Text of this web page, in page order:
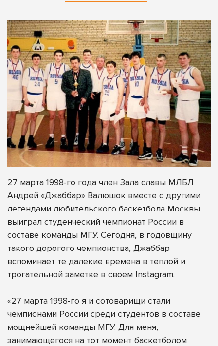
27 марта 1998-го года член Зала славы МЛБЛ
Андрей «Джаббар» Валюшок вместе с другими
легендами любительского баскетбола Москвы
выиграл студенческий чемпионат России в
составе команды МГУ. Сегодня, в годовщину
такого дорогого чемпионства, Джаббар
вспоминает те далекие времена в теплой и
трогательной заметке в своем Instagram.
«27 марта 1998-го я и сотоварищи стали
чемпионами России среди студентов в составе
мощнейшей команды МГУ. Для меня,
занимающегося на тот момент баскетболом